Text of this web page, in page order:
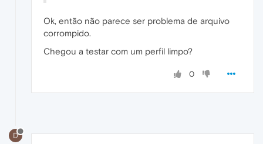
Ok, então não parece ser problema de arquivo
corrompido.
Chegou a testar com um perfil limpo?
0
D